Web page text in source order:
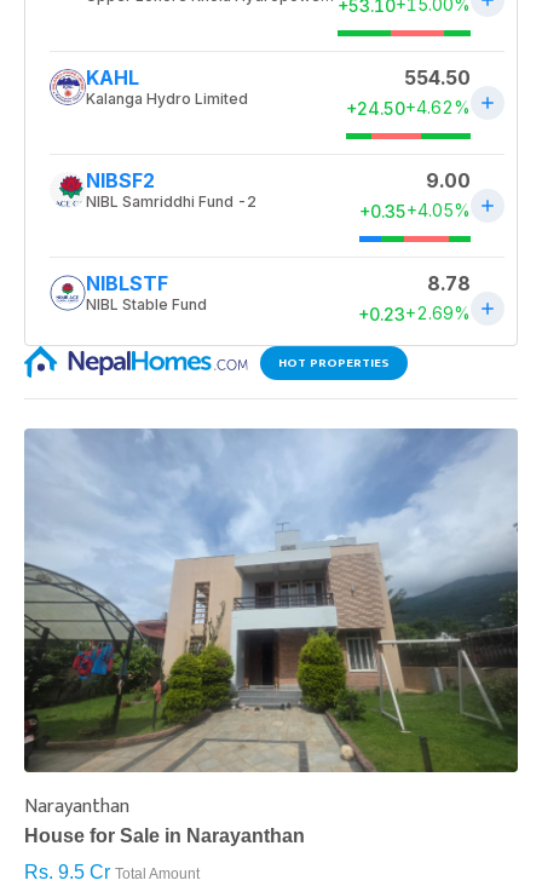
HOT PROPERTIES
Narayanthan
House for Sale in Narayanthan
Rs. 9.5 Cr Total Amount